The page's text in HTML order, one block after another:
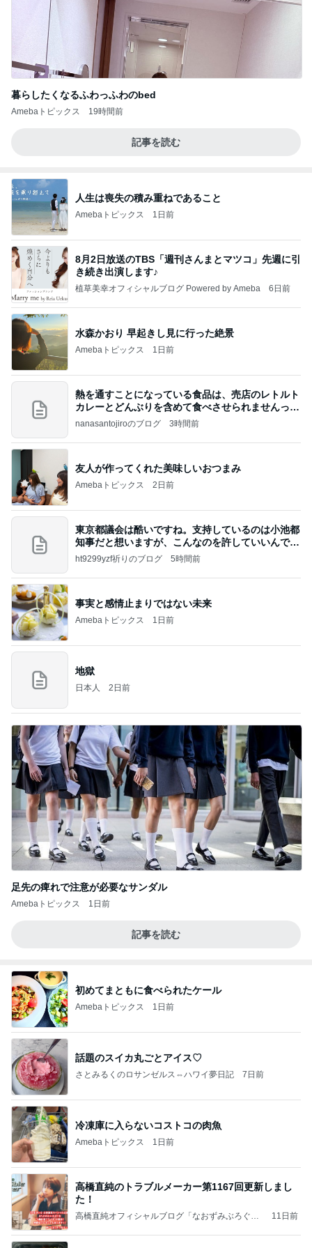
暮らしたくなるふわっふわのbed
Amebaトピックス 19時間前
記事を読む
人生は喪失の積み重ねであること
Amebaトピックス 1日前
8月2日放送のTBS「週刊さんまとマツコ」先週に引
き続き出演します♪
植草美幸オフィシャルブログ Powered by Ameba 6日前
水森かおり 早起きし見に行った絶景
Amebaトピックス 1日前
熱を通すことになっている食品は、売店のレトルト
カレーとどんぶりを含めて食べさせられませんっ
て、男
nanasantojiroのブログ 3時間前
友人が作ってくれた美味しいおつまみ
Amebaトピックス 2日前
東京都議会は酷いですね。支持しているのは小池都
知事だと想いますが、こんなのを許していいんです
か？
ht9299yzf祈りのブログ 5時間前
事実と感情止まりではない未来
Amebaトピックス 1日前
地獄
日本人 2日前
足先の痺れで注意が必要なサンダル
Amebaトピックス 1日前
記事を読む
初めてまともに食べられたケール
Amebaトピックス 1日前
話題のスイカ丸ごとアイス♡
さとみるくのロサンゼルス⇔ハワイ夢日記 7日前
冷凍庫に入らないコストコの肉魚
Amebaトピックス 1日前
高橋直純のトラブルメーカー第1167回更新しまし
た！
高橋直純オフィシャルブログ「なおずみぶろぐ」
11日前